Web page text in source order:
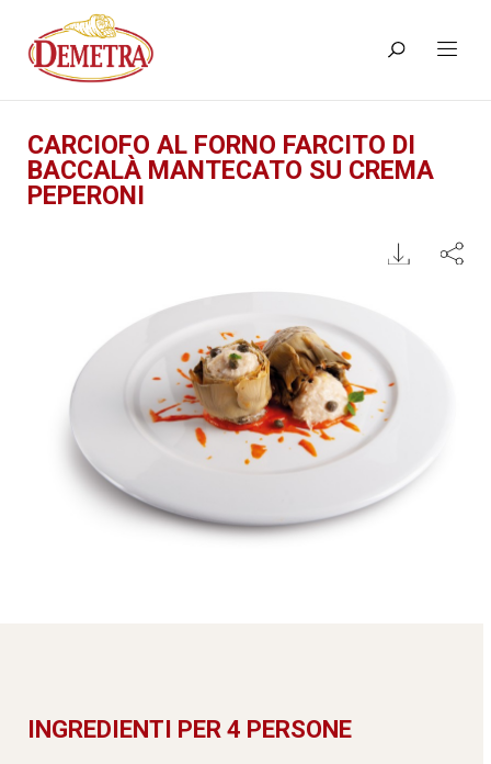
CARCIOFO AL FORNO FARCITO DI
BACCALÀ MANTECATO SU CREMA
PEPERONI
INGREDIENTI PER 4 PERSONE